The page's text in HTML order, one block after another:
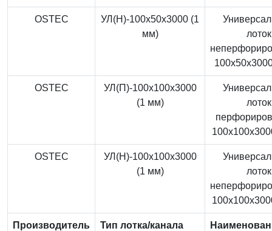
OSTEC
УЛ(Н)-100x50x3000 (1
мм)
лоток
OSTEC
УЛ(П)-100x100x3000
(1 мм)
лоток
OSTEC
УЛ(Н)-100x100x3000
(1 мм)
лоток
Производитель Тип лотка/канала